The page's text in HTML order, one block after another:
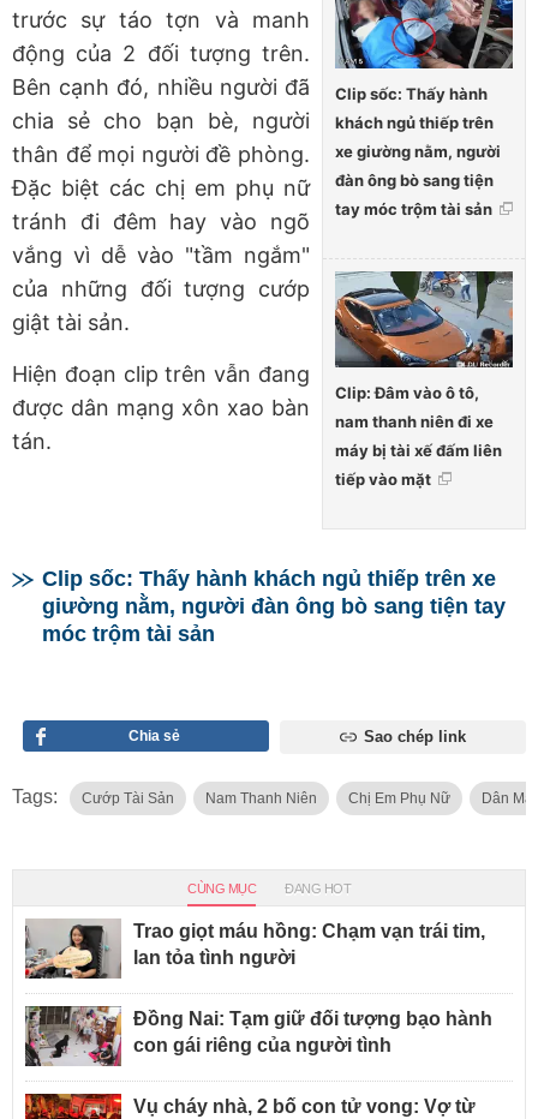
Clip sốc: Thấy hành
khách ngủ thiếp trên
xe giường nằm, người
đàn ông bò sang tiện
tay móc trộm tài sản
Clip: Đâm vào ô tô,
nam thanh niên đi xe
máy bị tài xế đấm liên
tiếp vào mặt
trước sự táo tợn và manh
động của 2 đối tượng trên.
Bên cạnh đó, nhiều người đã
chia sẻ cho bạn bè, người
thân để mọi người đề phòng.
Đặc biệt các chị em phụ nữ
tránh đi đêm hay vào ngõ
vắng vì dễ vào "tầm ngắm"
của những đối tượng cướp
giật tài sản.
Hiện đoạn clip trên vẫn đang
được dân mạng xôn xao bàn
tán.
Clip sốc: Thấy hành khách ngủ thiếp trên xe
giường nằm, người đàn ông bò sang tiện tay
móc trộm tài sản
Chia sẻ Sao chép link
Tags: Cướp Tài Sản Nam Thanh Niên Chị Em Phụ Nữ Dân
CÙNG MỤC ĐANG HOT
Trao giọt máu hồng: Chạm vạn trái tim,
lan tỏa tình người
Đồng Nai: Tạm giữ đối tượng bạo hành
con gái riêng của người tình
Vụ cháy nhà, 2 bố con tử vong: Vợ từ